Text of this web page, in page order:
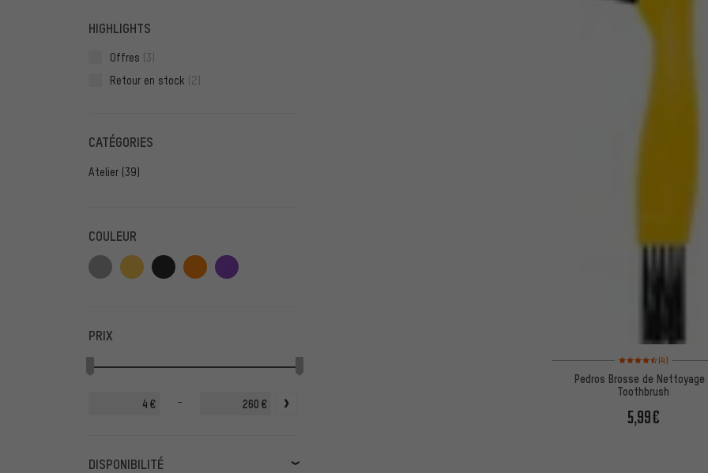
HIGHLIGHTS
Offres (3)
Retour en stock (2)
CATÉGORIES
Atelier (39)
COULEUR
PRIX
€ - €
DISPONIBILITÉ
Note moyenne : 4,5
(4)
Pedros Brosse de Nettoyage
Toothbrush
5,99€